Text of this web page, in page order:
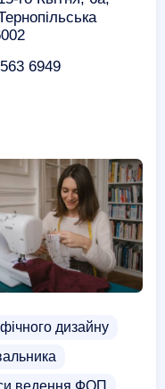
6949
дизайну
ведення ФОП